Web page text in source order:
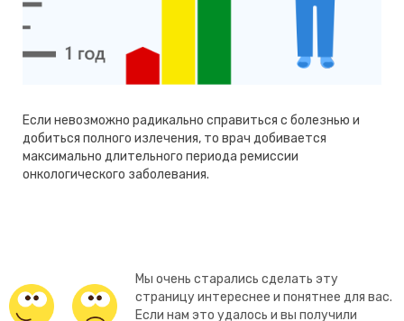
Если невозможно радикально справиться с болезнью и
добиться полного излечения, то врач добивается
максимально длительного периода ремиссии
онкологического заболевания.
Мы очень старались сделать эту
страницу интереснее и понятнее для вас.
Если нам это удалось и вы получили